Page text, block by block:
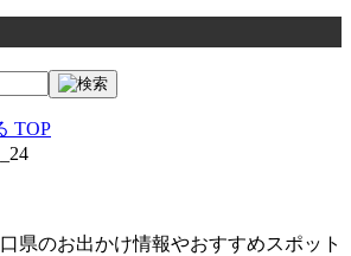
TOP
県のお出かけ情報やおすすめスポット